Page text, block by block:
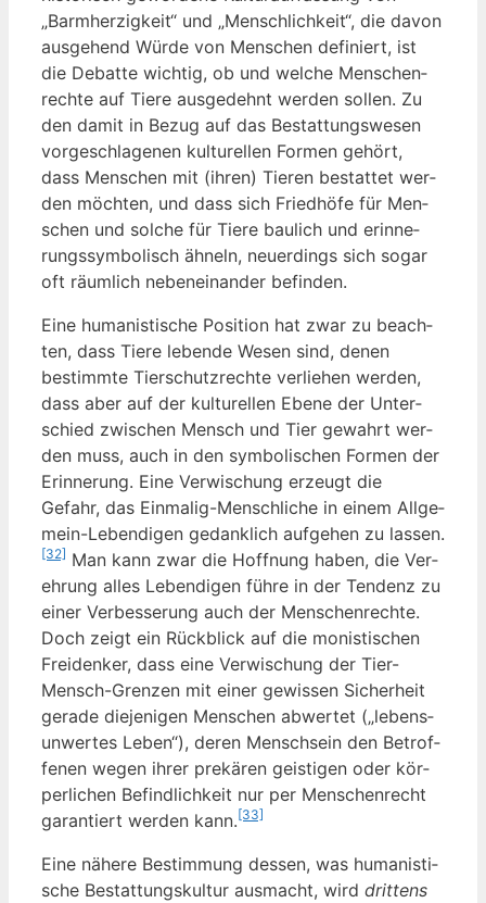
„Barm­her­zig­keit“ und „Mensch­lich­keit“, die davon
aus­ge­hend Wür­de von Men­schen defi­niert, ist
die Debat­te wich­tig, ob und wel­che Men­schen­
rech­te auf Tie­re aus­ge­dehnt wer­den sol­len. Zu
den damit in Bezug auf das Bestat­tungs­we­sen
vor­ge­schla­ge­nen kul­tu­rel­len For­men gehört,
dass Men­schen mit (ihren) Tie­ren bestat­tet wer­
den möch­ten, und dass sich Fried­hö­fe für Men­
schen und sol­che für Tie­re bau­lich und erin­ne­
rungs­sym­bo­lisch ähneln, neu­er­dings sich sogar
oft räum­lich neben­ein­an­der befinden.
Eine huma­nis­ti­sche Posi­ti­on hat zwar zu beach­
ten, dass Tie­re leben­de Wesen sind, denen
bestimm­te Tier­schutz­rech­te ver­lie­hen wer­den,
dass aber auf der kul­tu­rel­len Ebe­ne der Unter­
schied zwi­schen Mensch und Tier gewahrt wer­
den muss, auch in den sym­bo­li­schen For­men der
Erin­ne­rung. Eine Ver­wi­schung erzeugt die
Gefahr, das Ein­ma­lig-Mensch­li­che in einem All­ge­
mein-Leben­di­gen gedank­lich auf­ge­hen zu las­sen.
[32] Man kann zwar die Hoff­nung haben, die Ver­
eh­rung alles Leben­di­gen füh­re in der Ten­denz zu
einer Ver­bes­se­rung auch der Men­schen­rech­te.
Doch zeigt ein Rück­blick auf die monis­ti­schen
Frei­den­ker, dass eine Ver­wi­schung der Tier-
Mensch-Gren­zen mit einer gewis­sen Sicher­heit
gera­de die­je­ni­gen Men­schen abwer­tet („lebens­
un­wer­tes Leben“), deren Mensch­sein den Betrof­
fe­nen wegen ihrer pre­kä­ren geis­ti­gen oder kör­
per­li­chen Befind­lich­keit nur per Men­schen­recht
garan­tiert wer­den kann.[33]
Eine nähe­re Bestim­mung des­sen, was huma­nis­ti­
sche Bestat­tungs­kul­tur aus­macht, wird drit­tens